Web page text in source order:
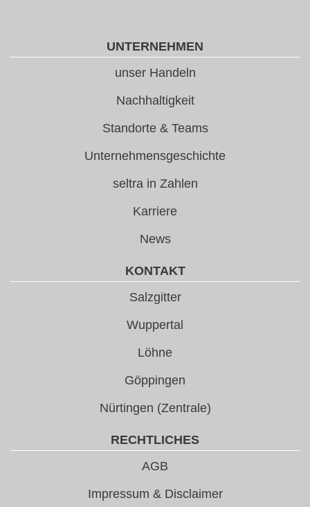
UNTERNEHMEN
unser Handeln
Nachhaltigkeit
Standorte & Teams
Unternehmensgeschichte
seltra in Zahlen
Karriere
News
KONTAKT
Salzgitter
Wuppertal
Löhne
Göppingen
Nürtingen (Zentrale)
RECHTLICHES
AGB
Impressum & Disclaimer